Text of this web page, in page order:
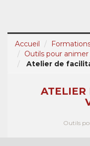
Accueil
Outils pour
Atelier de
ATELIER
Outils